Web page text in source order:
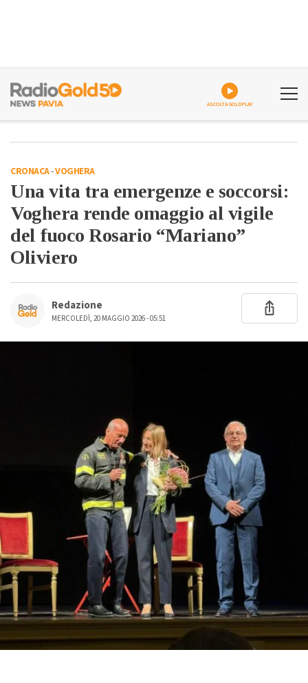
ASCOLTA GOLDPLAY
CRONACA-VOGHERA
Una vita tra emergenze e soccorsi:
Voghera rende omaggio al vigile
del fuoco Rosario “Mariano”
Oliviero
Redazione
MERCOLEDÌ, 20 MAGGIO 2026 - 05:51